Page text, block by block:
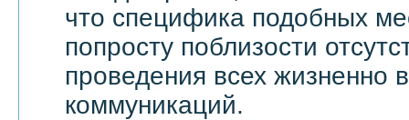
что специфика подобных
попросту поблизости
проведения всех жизненно
коммуникаций.